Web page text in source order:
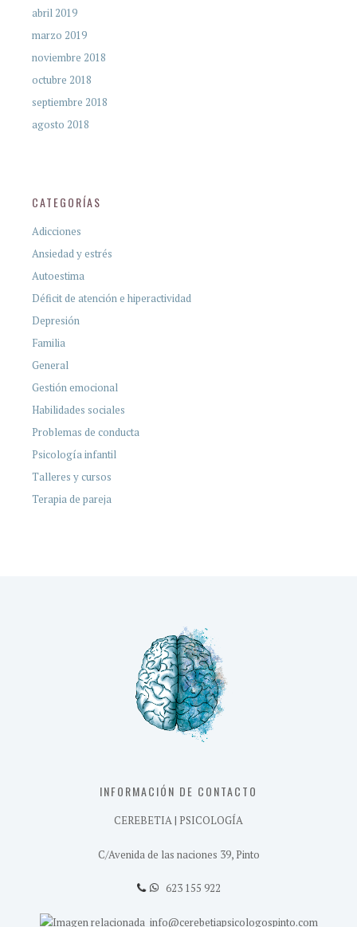
abril 2019
marzo 2019
noviembre 2018
octubre 2018
septiembre 2018
agosto 2018
CATEGORÍAS
Adicciones
Ansiedad y estrés
Autoestima
Déficit de atención e hiperactividad
Depresión
Familia
General
Gestión emocional
Habilidades sociales
Problemas de conducta
Psicología infantil
Talleres y cursos
Terapia de pareja
INFORMACIÓN DE CONTACTO
CEREBETIA | PSICOLOGÍA
C/Avenida de las naciones 39, Pinto
623 155 922
info@cerebetiapsicologospinto.com